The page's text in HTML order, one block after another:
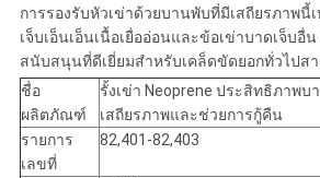
การรองรับหัวเข่าด้วยบานพับที่มีเสถียรภาพนี้
เจ็บเอ็นเอ็นเนื้อเยื่ออ่อนและข้อเข่าบาดเจ็บอื่
สนับสนุนที่ดีเยี่ยมสำหรับเคล็ดขัดยอกทั่วไปส
ชื่อ
ผลิตภัณฑ์
รั้งเข่า Neoprene ประสิทธิภาพบ
เสถียรภาพและช่วยการกู้คืน
รายการ
เลขที่
82,401-82,403